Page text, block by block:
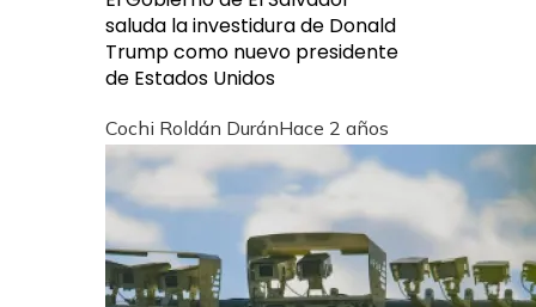
saluda la investidura de Donald
Trump como nuevo presidente
de Estados Unidos
Cochi Roldán DuránHace 2 años